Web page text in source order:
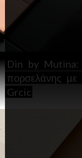
Din by Mutina:
πορσελάνης με
Grcic